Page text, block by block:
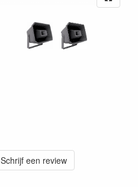
Schrijf een review